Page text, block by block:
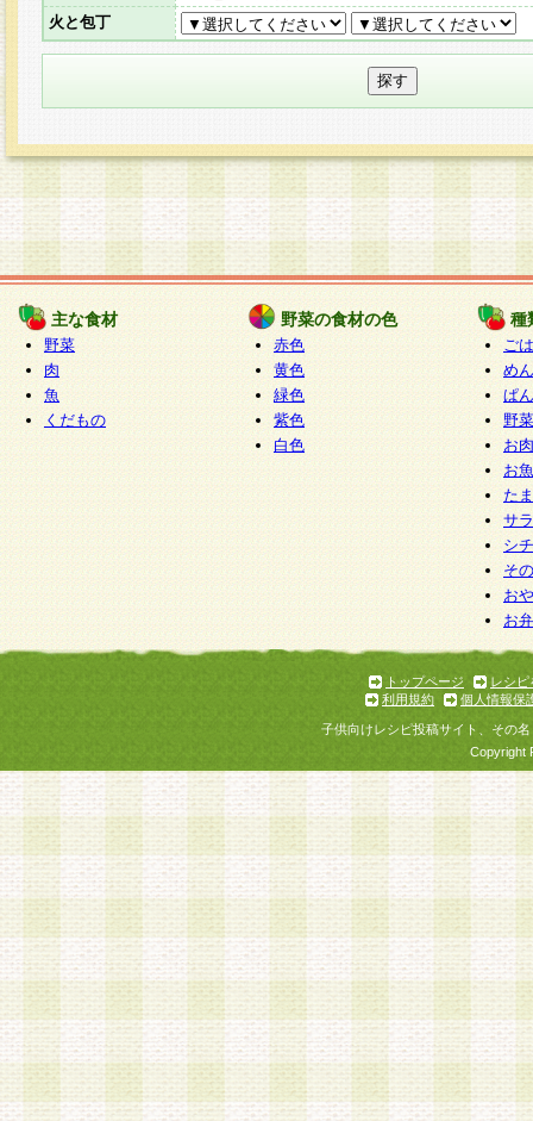
火と包丁
主な食材
野菜
肉
魚
くだもの
野菜の食材の色
赤色
黄色
緑色
紫色
白色
種
ご
めん
ぱん
野
お
お
た
サ
シ
そ
お
お
トップページ
レシピ
利用規約
個人情報保
子供向けレシピ投稿サイト、その
Copyright